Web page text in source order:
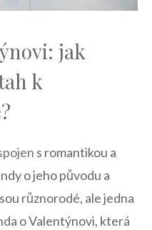
jak
k
s romantikou a
‌o jeho původu a
různorodé, ale ‌jedna
o Valentýnovi, která